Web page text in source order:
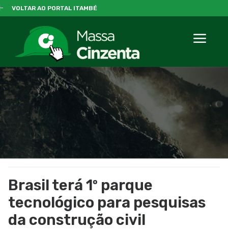
VOLTAR AO PORTAL ITAMBÉ
Brasil terá 1º parque
tecnológico para pesquisas
da construção civil